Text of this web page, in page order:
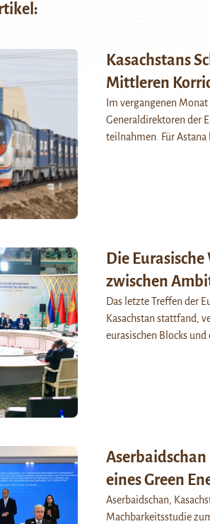
Kasachstans
Mittleren
Im vergangenen
Generaldirektoren der
teilnahmen. Für Astana
Die
zwischen
Das letzte Treffen der
Kasachstan stattfand,
eurasischen Blocks
eines Green
Aserbaidschan,
Machbarkeitsstudie